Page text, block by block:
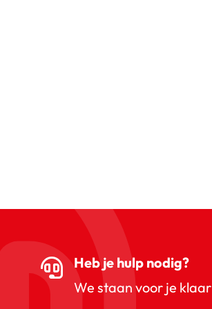
Heb je hulp nodig?
We staan voor je